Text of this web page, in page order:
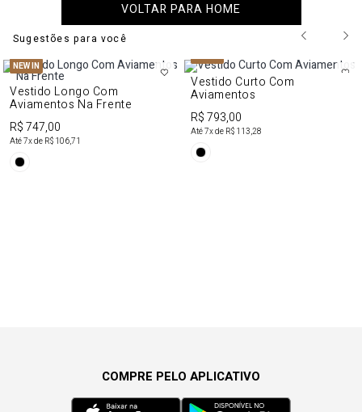
VOLTAR PARA HOME
Sugestões para você
NEW IN
Vestido Longo Com
Aviamentos Na Frente
R$ 747,00
Até7x de R$ 106,71
NEW IN
Vestido Curto Com
Aviamentos
R$ 793,00
Até7x de R$ 113,28
COMPRE PELO APLICATIVO